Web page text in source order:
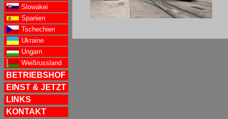
Slowakei
Spanien
Tschechien
Ukraine
Ungarn
Weißrussland
BETRIEBSHOF
EINST & JETZT
LINKS
KONTAKT